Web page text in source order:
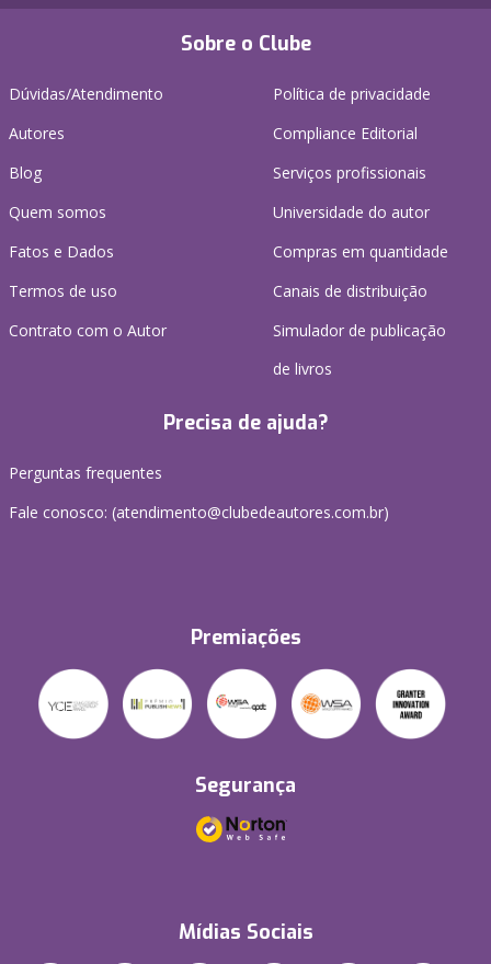
Sobre o Clube
Dúvidas/Atendimento
Autores
Blog
Quem somos
Fatos e Dados
Termos de uso
Contrato com o Autor
Política de privacidade
Compliance Editorial
Serviços profissionais
Universidade do autor
Compras em quantidade
Canais de distribuição
Simulador de publicação
de livros
Precisa de ajuda?
Perguntas frequentes
Fale conosco: (atendimento@clubedeautores.com.br)
Premiações
Segurança
Mídias Sociais